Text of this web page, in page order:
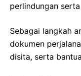
perlindungan
Sebagai langkah
dokumen
disita, serta